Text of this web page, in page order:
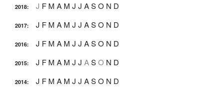
2018: J F M A M J J ASO N D
2017: J F M A M J J ASO N D
2016: J F M A M J J ASO N D
2015: J F M A M J J ASO N D
2014: J F M A M J J ASO N D